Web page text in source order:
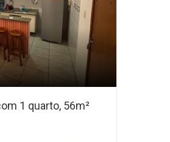
1 quarto, 56m²